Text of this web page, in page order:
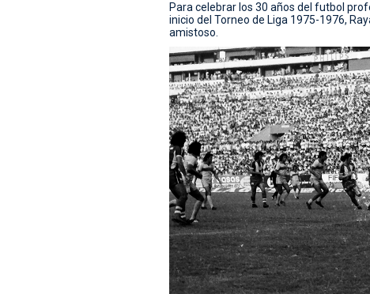
Para celebrar los 30 años del futbol
inicio del Torneo de Liga 1975-1976,
amistoso.